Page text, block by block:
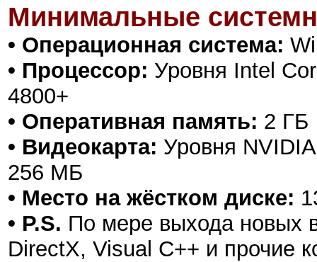
Минимальные
• Операционная система:
• Процессор: Уровня Intel
4800+
• Оперативная память: 2 ГБ
• Видеокарта: Уровня
256 МБ
• Место на жёстком диске:
• P.S. По мере выхода новых
DirectX, Visual C++ и прочие